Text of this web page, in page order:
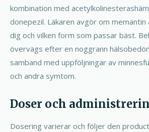
kombination med
donepezil. Läkaren avgör om
dig och vilken form som passar bäst.
övervägs efter en noggrann
samband med uppföljningar av
och andra symtom.
Doser och
Dosering varierar och följer den